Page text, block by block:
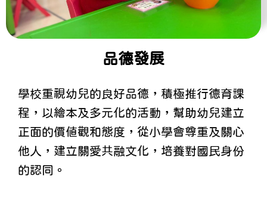
品德發展
學校重視幼兒的良好品德，積極推行德育課
程，以繪本及多元化的活動，幫助幼兒建立
正面的價值觀和態度，從小學會尊重及關心
他人，建立關愛共融文化，培養對國民身份
的認同。